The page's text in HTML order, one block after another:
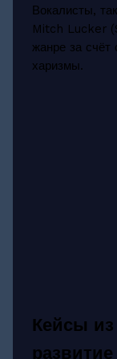
Вокалисты,
Mitch Lucker
жанре за счёт
харизмы.
Кейсы
развитие